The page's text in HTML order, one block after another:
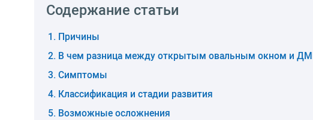
Содержание статьи
Причины
В чем разница между открытым овальным окном и
Симптомы
Классификация и стадии развития
Возможные осложнения